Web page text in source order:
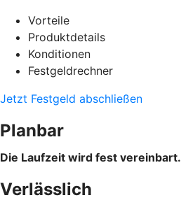
Vorteile
Produktdetails
Konditionen
Festgeldrechner
Jetzt Festgeld abschließen
Planbar
Die Laufzeit wird fest vereinbart.
Verlässlich